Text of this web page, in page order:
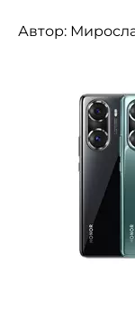
Автор: